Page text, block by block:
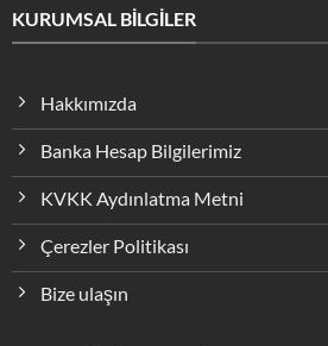
KURUMSAL BİLGİLER
Hakkımızda
Banka Hesap Bilgilerimiz
KVKK Aydınlatma Metni
Çerezler Politikası
Bize ulaşın